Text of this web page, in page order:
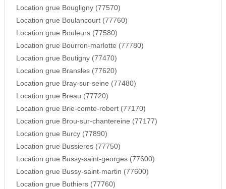
Location grue Bougligny (77570)
Location grue Boulancourt (77760)
Location grue Bouleurs (77580)
Location grue Bourron-marlotte (77780)
Location grue Boutigny (77470)
Location grue Bransles (77620)
Location grue Bray-sur-seine (77480)
Location grue Breau (77720)
Location grue Brie-comte-robert (77170)
Location grue Brou-sur-chantereine (77177)
Location grue Burcy (77890)
Location grue Bussieres (77750)
Location grue Bussy-saint-georges (77600)
Location grue Bussy-saint-martin (77600)
Location grue Buthiers (77760)